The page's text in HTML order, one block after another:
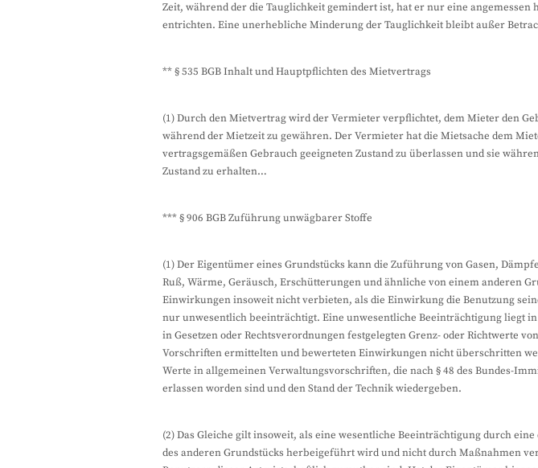
Zeit, während der die Tauglichkeit gemindert ist, hat er nur eine angemessen
entrichten. Eine unerhebliche Minderung der Tauglichkeit bleibt außer
** § 535 BGB Inhalt und Hauptpflichten des Mietvertrags
(1) Durch den Mietvertrag wird der Vermieter verpflichtet, dem Mieter den
während der Mietzeit zu gewähren. Der Vermieter hat die Mietsache dem
vertragsgemäßen Gebrauch geeigneten Zustand zu überlassen und sie
Zustand zu erhalten…
*** § 906 BGB Zuführung unwägbarer Stoffe
(1) Der Eigentümer eines Grundstücks kann die Zuführung von Gasen,
Ruß, Wärme, Geräusch, Erschütterungen und ähnliche von einem anderen
Einwirkungen insoweit nicht verbieten, als die Einwirkung die Benutzung
nur unwesentlich beeinträchtigt. Eine unwesentliche Beeinträchtigung liegt in
in Gesetzen oder Rechtsverordnungen festgelegten Grenz- oder Richtwerte
Vorschriften ermittelten und bewerteten Einwirkungen nicht überschritten
Werte in allgemeinen Verwaltungsvorschriften, die nach § 48 des Bundes-
erlassen worden sind und den Stand der Technik wiedergeben.
(2) Das Gleiche gilt insoweit, als eine wesentliche Beeinträchtigung durch
des anderen Grundstücks herbeigeführt wird und nicht durch Maßnahmen